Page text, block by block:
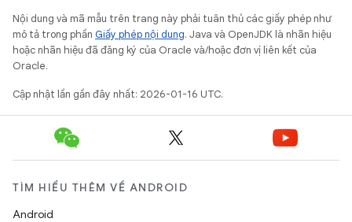
Nội dung và mã mẫu trên trang này phải tuân thủ các giấy phép như
mô tả trong phần Giấy phép nội dung. Java và OpenJDK là nhãn hiệu
hoặc nhãn hiệu đã đăng ký của Oracle và/hoặc đơn vị liên kết của
Oracle.
Cập nhật lần gần đây nhất: 2026-01-16 UTC.
TÌM HIỂU THÊM VỀ ANDROID
Android